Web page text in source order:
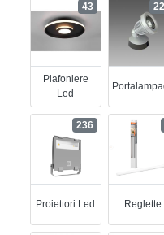
Plafoniere
Led
43
Proiettori Led
236
Reglette